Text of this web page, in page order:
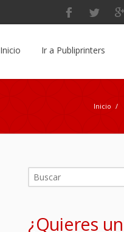
Inicio Ir a Publiprinters
Inicio /
¿Quieres un